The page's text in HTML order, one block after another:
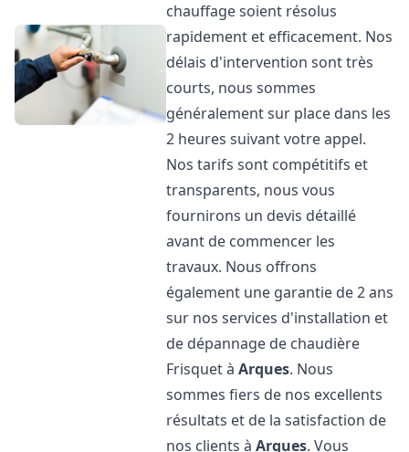
chauffage soient résolus
rapidement et efficacement. Nos
délais d'intervention sont très
courts, nous sommes
généralement sur place dans les
2 heures suivant votre appel.
Nos tarifs sont compétitifs et
transparents, nous vous
fournirons un devis détaillé
avant de commencer les
travaux. Nous offrons
également une garantie de 2 ans
sur nos services d'installation et
de dépannage de chaudière
Frisquet àArques. Nous
sommes fiers de nos excellents
résultats et de la satisfaction de
nos clients àArques. Vous